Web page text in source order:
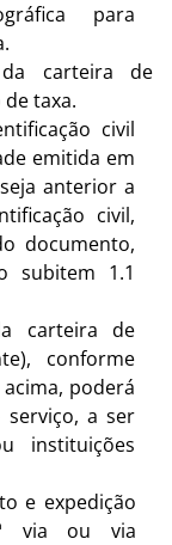
para
carteira de
detaxa.
civil
emitida em
anterior a
civil,
documento,
subitem 1.1
carteira de
conforme
poderá
a ser
instituições
e expedição
via ou via